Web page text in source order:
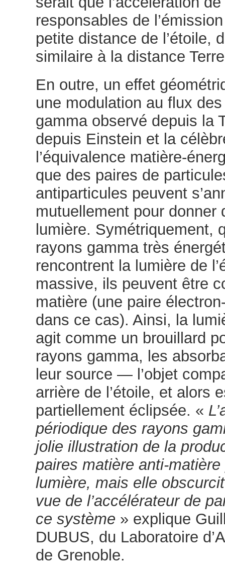
responsables de
petite distance de l’étoile,
similaire à la distance
En outre, un effet
une modulation au flux
gamma observé depuis la
depuis Einstein et la
l’équivalence matière-
que des paires de
antiparticules peuvent
mutuellement pour donner
lumière. Symétriquement,
rayons gamma très
rencontrent la lumière de
massive, ils peuvent être
matière (une paire
dans ce cas). Ainsi, la
agit comme un brouillard
rayons gamma, les
leur source — l’objet
arrière de l’étoile, et alors
partiellement éclipsée. «
périodique des rayons
jolie illustration de la
paires matière anti-
lumière, mais elle
vue de l’accélérateur de
ce système » explique
DUBUS, du Laboratoire
de Grenoble.